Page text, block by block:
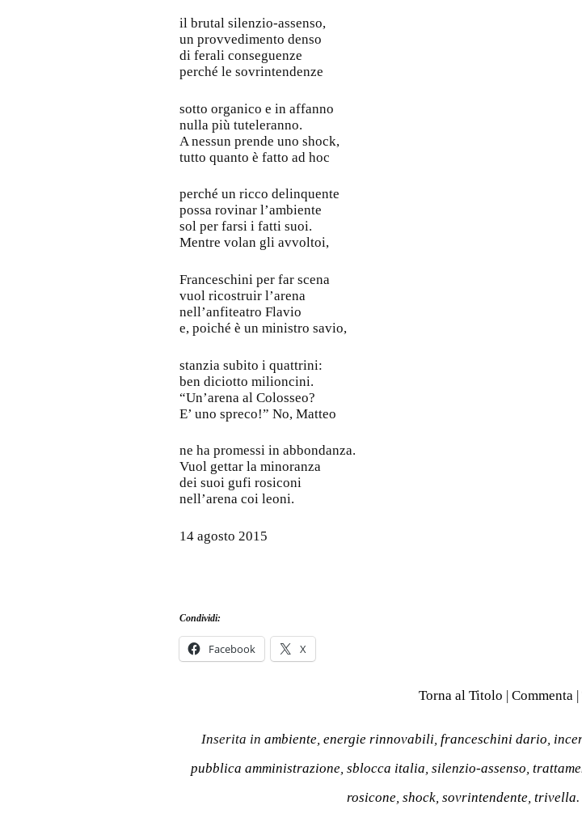
il brutal silenzio-assenso,
un provvedimento denso
di ferali conseguenze
perché le sovrintendenze
sotto organico e in affanno
nulla più tuteleranno.
A nessun prende uno shock,
tutto quanto è fatto ad hoc
perché un ricco delinquente
possa rovinar l’ambiente
sol per farsi i fatti suoi.
Mentre volan gli avvoltoi,
Franceschini per far scena
vuol ricostruir l’arena
nell’anfiteatro Flavio
e, poiché è un ministro savio,
stanzia subito i quattrini:
ben diciotto milioncini.
“Un’arena al Colosseo?
E’ uno spreco!” No, Matteo
ne ha promessi in abbondanza.
Vuol gettar la minoranza
dei suoi gufi rosiconi
nell’arena coi leoni.
14 agosto 2015
Condividi:
Facebook X
Torna al Titolo Commenta
Inserita in ambiente, energie rinnovabili, franceschini dario,
pubblica amministrazione, sblocca italia, silenzio-assenso,
rosicone, shock, sovrintendente, trivella